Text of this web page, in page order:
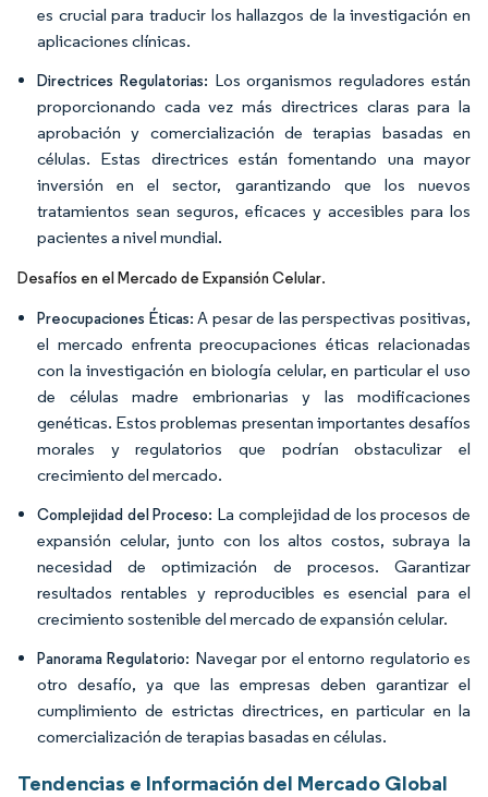
es crucial para traducir los hallazgos de la investigación en
aplicaciones clínicas.
Directrices Regulatorias: Los organismos reguladores están
proporcionando cada vez más directrices claras para la
aprobación y comercialización de terapias basadas en
células. Estas directrices están fomentando una mayor
inversión en el sector, garantizando que los nuevos
tratamientos sean seguros, eficaces y accesibles para los
pacientes a nivel mundial.
Desafíos en el Mercado de Expansión Celular.
Preocupaciones Éticas: A pesar de las perspectivas positivas,
el mercado enfrenta preocupaciones éticas relacionadas
con la investigación en biología celular, en particular el uso
de células madre embrionarias y las modificaciones
genéticas. Estos problemas presentan importantes desafíos
morales y regulatorios que podrían obstaculizar el
crecimiento del mercado.
Complejidad del Proceso: La complejidad de los procesos de
expansión celular, junto con los altos costos, subraya la
necesidad de optimización de procesos. Garantizar
resultados rentables y reproducibles es esencial para el
crecimiento sostenible del mercado de expansión celular.
Panorama Regulatorio: Navegar por el entorno regulatorio es
otro desafío, ya que las empresas deben garantizar el
cumplimiento de estrictas directrices, en particular en la
comercialización de terapias basadas en células.
Tendencias e Información del Mercado Global